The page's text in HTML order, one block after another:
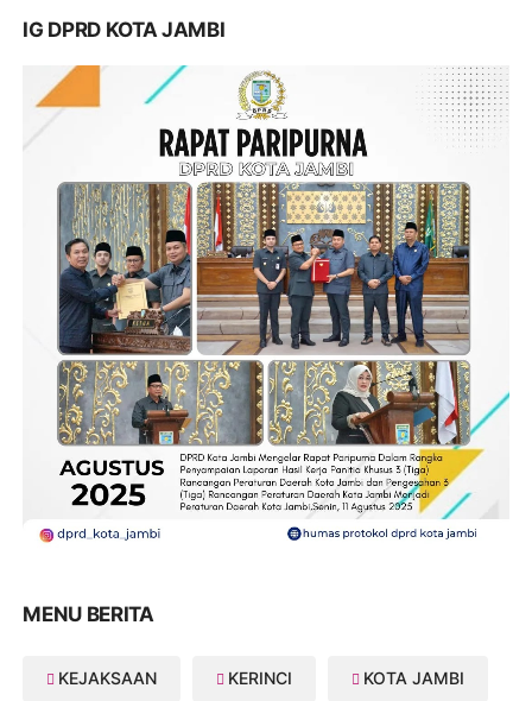
IG DPRD KOTA JAMBI
MENU BERITA
KEJAKSAAN KERINCI KOTA JAMBI